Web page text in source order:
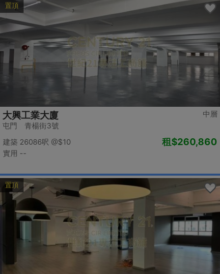
置頂
中層
大興工業大廈
屯門 青楊街3號
建築 26086呎 @$10
實用 --
租$260,860
置頂